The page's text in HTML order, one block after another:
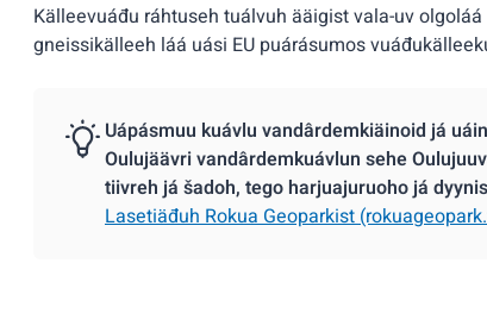
Källeevuáđu ráhtuseh tuálvuh ääigist vala-uv
gneissikälleeh láá uási EU puárásumos
Uápásmuu kuávlu vandârdemkiäinoid já
Oulujäävri vandârdemkuávlun sehe
tiivreh já šadoh, tego harjuajuruoho já
Lasetiäđuh Rokua Geoparkist